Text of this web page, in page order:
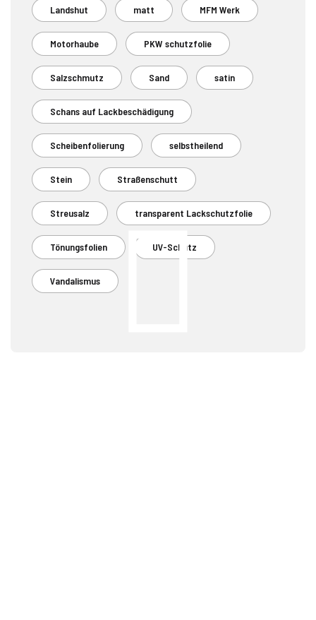
Landshut matt MFM Werk
Motorhaube PKW schutzfolie
Salzschmutz Sand satin
Schans auf Lackbeschädigung
Scheibenfolierung selbstheilend
Stein Straßenschutt
Streusalz transparent Lackschutzfolie
Tönungsfolien UV-Schutz
Vandalismus